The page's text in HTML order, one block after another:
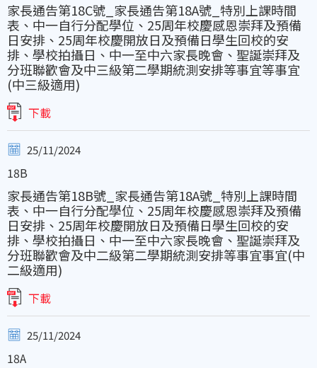
家長通告第18C號_家長通告第18A號_特別上課時間
表、中一自行分配學位、25周年校慶感恩崇拜及預備
日安排、25周年校慶開放日及預備日學生回校的安
排、學校拍攝日、中一至中六家長晚會、聖誕崇拜及
分班聯歡會及中三級第二學期統測安排等事宜等事宜
(中三級適用)
下載
25/11/2024
18B
家長通告第18B號_家長通告第18A號_特別上課時間
表、中一自行分配學位、25周年校慶感恩崇拜及預備
日安排、25周年校慶開放日及預備日學生回校的安
排、學校拍攝日、中一至中六家長晚會、聖誕崇拜及
分班聯歡會及中二級第二學期統測安排等事宜事宜(中
二級適用)
下載
25/11/2024
18A